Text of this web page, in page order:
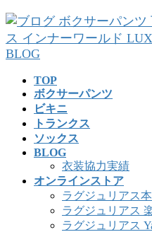
コ
ン
テ
ン
ナ
ビ
ゲ
ー
TOP
ボクサーパンツ
ビキニ
トランクス
ソックス
BLOG
衣装協力実績
オンラインストア
ラグジュリアス
ラグジュリアス
ラグジュリアス